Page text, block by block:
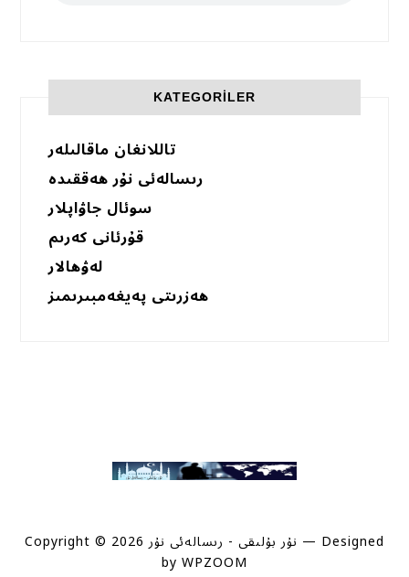
KATEGORILER
تاللانغان ماقالىلەر
رىسالەئى نۇر ھەققىدە
سوئال جاۋاپلار
قۇرئانى كەرىم
لەۋھالار
ھەزرىتى پەيغەمبىرىمىز
Copyright © 2026 نۇر بۇلىقى - رىسالەئى نۇر — Designed
by WPZOOM